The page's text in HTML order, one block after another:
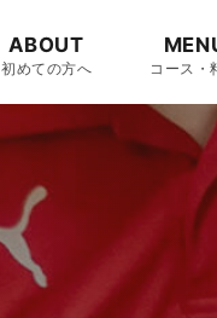
ABOUT
初めての方へ コース・